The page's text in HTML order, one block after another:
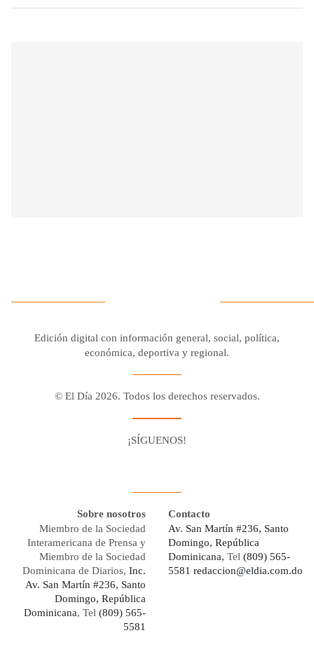
Edición digital con información general, social, política,
económica, deportiva y regional.
© El Día 2026. Todos los derechos reservados.
¡SÍGUENOS!
Sobre nosotros
Miembro de la Sociedad
Interamericana de Prensa y
Miembro de la Sociedad
Dominicana de Diarios, Inc.
Av. San Martín #236, Santo
Domingo, República
Dominicana, Tel (809) 565-
5581
Contacto
Av. San Martín #236, Santo
Domingo, República
Dominicana, Tel (809) 565-
5581 redaccion@eldia.com.do